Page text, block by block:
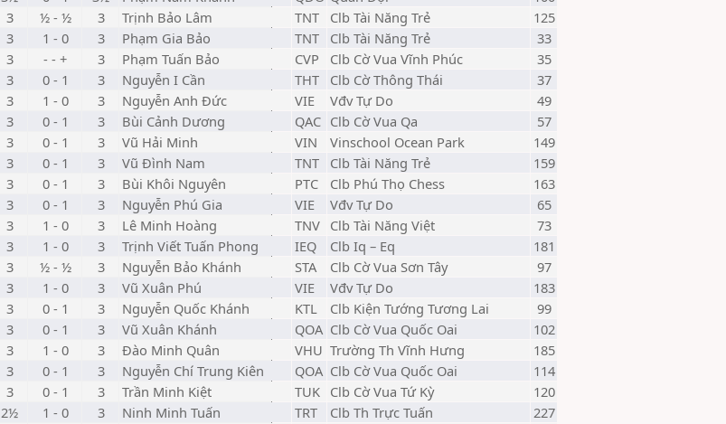
3 ½ - ½ 3 Trịnh Bảo Lâm TNT Clb Tài Năng Trẻ
125
3 1 - 0 3 Phạm Gia Bảo TNT Clb Tài Năng Trẻ
33
3 - - + 3 Phạm Tuấn Bảo CVP Clb Cờ Vua Vĩnh Phúc
35
3 0 - 1 3 Nguyễn I Cần THT Clb Cờ Thông Thái
37
3 1 - 0 3 Nguyễn Anh Đức VIE Vđv Tự Do
49
3 0 - 1 3 Bùi Cảnh Dương QAC Clb Cờ Vua Qa
57
3 0 - 1 3 Vũ Hải Minh VIN Vinschool Ocean Park
149
3 0 - 1 3 Vũ Đình Nam TNT Clb Tài Năng Trẻ
159
3 0 - 1 3 Bùi Khôi Nguyên PTC Clb Phú Thọ Chess
163
3 0 - 1 3 Nguyễn Phú Gia VIE Vđv Tự Do
65
3 1 - 0 3 Lê Minh Hoàng TNV Clb Tài Năng Việt
73
3 1 - 0 3 Trịnh Viết Tuấn Phong IEQ Clb Iq – Eq
181
3 ½ - ½ 3 Nguyễn Bảo Khánh STA Clb Cờ Vua Sơn Tây
97
3 1 - 0 3 Vũ Xuân Phú VIE Vđv Tự Do
183
3 0 - 1 3 Nguyễn Quốc Khánh KTL Clb Kiện Tướng Tương Lai
99
3 0 - 1 3 Vũ Xuân Khánh QOA Clb Cờ Vua Quốc Oai
102
3 1 - 0 3 Đào Minh Quân VHU Trường Th Vĩnh Hưng
185
3 0 - 1 3 Nguyễn Chí Trung Kiên QOA Clb Cờ Vua Quốc Oai
114
3 0 - 1 3 Trần Minh Kiệt TUK Clb Cờ Vua Tứ Kỳ
120
2½ 1 - 0 3 Ninh Minh Tuấn TRT Clb Th Trực Tuấn
227